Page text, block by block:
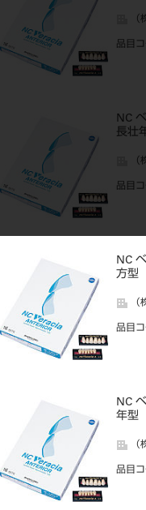
（
品目
NC
長壮
（
品目
NC
方型
（
品目
NC
年型
（
品目